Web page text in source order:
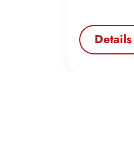
Details